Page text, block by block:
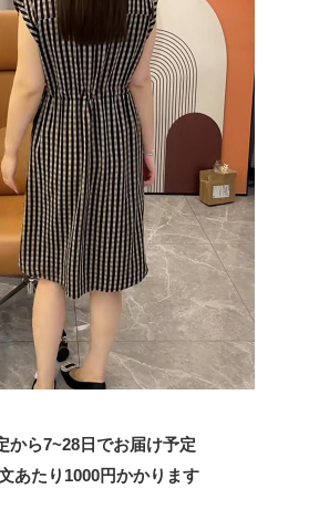
から7~28日でお届け予定
あたり 1000円かかります